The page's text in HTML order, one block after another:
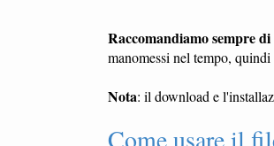
Raccomandiamo sempre
manomessi nel tempo,
Nota: il download e
Come usare il